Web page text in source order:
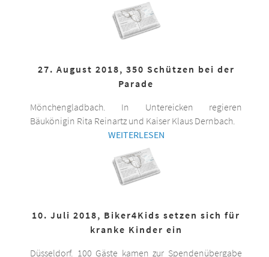
27. August 2018, 350 Schützen bei der
Parade
Mönchengladbach. In Untereicken regieren
Bäukönigin Rita Reinartz und Kaiser Klaus Dernbach.
WEITERLESEN
10. Juli 2018, Biker4Kids setzen sich für
kranke Kinder ein
Düsseldorf. 100 Gäste kamen zur Spendenübergabe